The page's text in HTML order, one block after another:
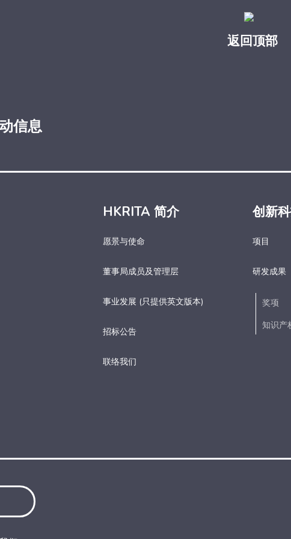
返回顶部
信息
HKRITA 简介
愿景与使命
董事局成员及管理层
事业发展 (只提供英文版本)
招标公告
联络我们
创新
项目
研发成果
奖项
知识产